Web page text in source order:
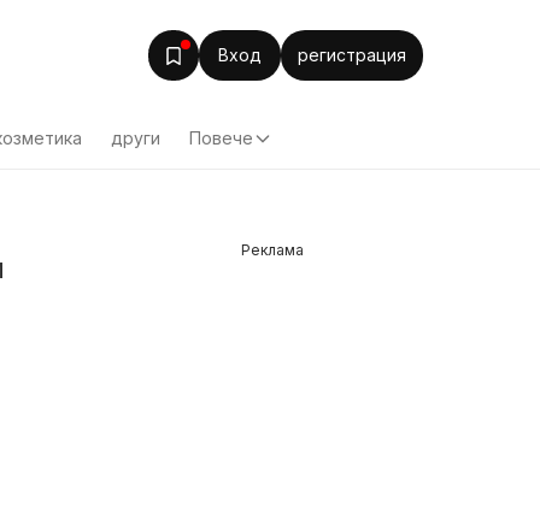
Вход регистрация
други Повече
Реклама